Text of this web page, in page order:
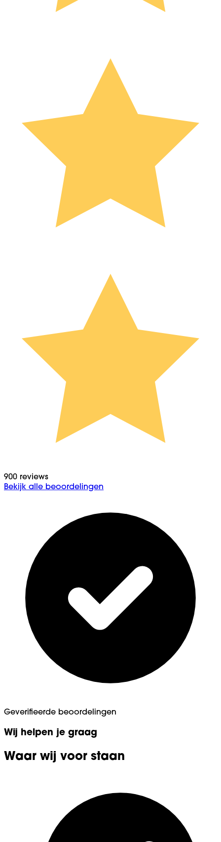
900 reviews
Bekijk alle beoordelingen
Geverifieerde beoordelingen
Wij helpen je graag
Waar wij voor staan